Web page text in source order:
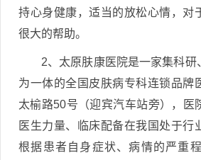
持心身健康，适当的放松心情，对
很大的帮助。
2、太原肤康医院是一家集科研
为一体的全国皮肤病专科连锁品牌
太榆路50号（迎宾汽车站旁），医
医生力量、临床配备在我国处于行
根据患者自身症状、病情的严重